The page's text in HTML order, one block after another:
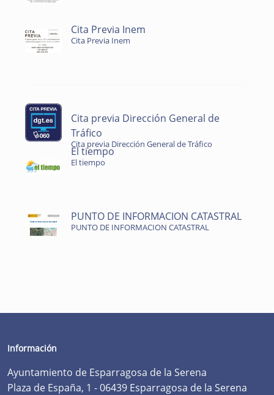
Cita Previa Inem
Cita Previa Inem
Cita previa Dirección General de
Tráfico
Cita previa Dirección General de Tráfico
El tiempo
El tiempo
PUNTO DE INFORMACION CATASTRAL
PUNTO DE INFORMACION CATASTRAL
Información
Ayuntamiento de Esparragosa de la Serena
Plaza de España, 1 - 06439 Esparragosa de la Serena